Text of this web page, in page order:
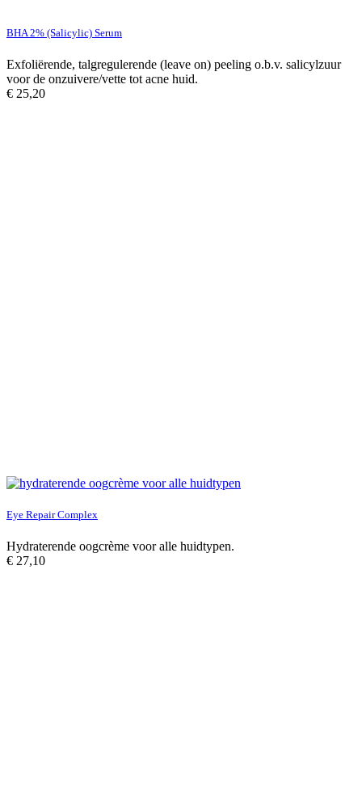
BHA 2% (Salicylic) Serum
Exfoliërende, talgregulerende (leave on) peeling o.b.v. salicylzuur
voor de onzuivere/vette tot acne huid.
€ 25,20
Eye Repair Complex
Hydraterende oogcrème voor alle huidtypen.
€ 27,10